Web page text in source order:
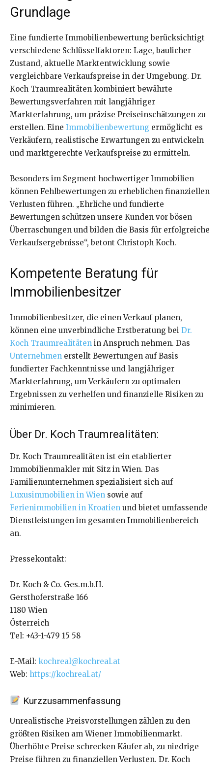
Grundlage
Eine fundierte Immobilienbewertung berücksichtigt
verschiedene Schlüsselfaktoren: Lage, baulicher
Zustand, aktuelle Marktentwicklung sowie
vergleichbare Verkaufspreise in der Umgebung. Dr.
Koch Traumrealitäten kombiniert bewährte
Bewertungsverfahren mit langjähriger
Markterfahrung, um präzise Preiseinschätzungen zu
erstellen. Eine Immobilienbewertung ermöglicht es
Verkäufern, realistische Erwartungen zu entwickeln
und marktgerechte Verkaufspreise zu ermitteln.
Besonders im Segment hochwertiger Immobilien
können Fehlbewertungen zu erheblichen finanziellen
Verlusten führen. „Ehrliche und fundierte
Bewertungen schützen unsere Kunden vor bösen
Überraschungen und bilden die Basis für erfolgreiche
Verkaufsergebnisse“, betont Christoph Koch.
Kompetente Beratung für
Immobilienbesitzer
Immobilienbesitzer, die einen Verkauf planen,
können eine unverbindliche Erstberatung bei Dr.
Koch Traumrealitäten in Anspruch nehmen. Das
Unternehmen erstellt Bewertungen auf Basis
fundierter Fachkenntnisse und langjähriger
Markterfahrung, um Verkäufern zu optimalen
Ergebnissen zu verhelfen und finanzielle Risiken zu
minimieren.
Über Dr. Koch Traumrealitäten:
Dr. Koch Traumrealitäten ist ein etablierter
Immobilienmakler mit Sitz in Wien. Das
Familienunternehmen spezialisiert sich auf
Luxusimmobilien in Wien sowie auf
Ferienimmobilien in Kroatien und bietet umfassende
Dienstleistungen im gesamten Immobilienbereich
an.
Pressekontakt:
Dr. Koch & Co. Ges.m.b.H.
Gersthoferstraße 166
1180 Wien
Österreich
Tel: +43-1-479 15 58
E-Mail: kochreal@kochreal.at
Web: https://kochreal.at/
Kurzzusammenfassung
Unrealistische Preisvorstellungen zählen zu den
größten Risiken am Wiener Immobilienmarkt.
Überhöhte Preise schrecken Käufer ab, zu niedrige
Preise führen zu finanziellen Verlusten. Dr. Koch